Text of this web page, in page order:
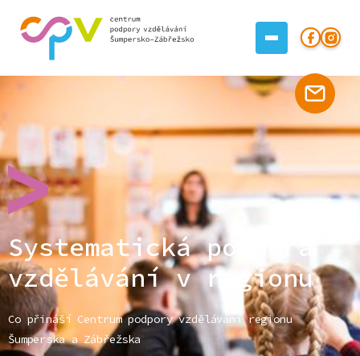
Systematická podpora
vzdělávání v regionu
Co přináší Centrum podpory vzdělávání regionu
Šumperska a Zábřežska